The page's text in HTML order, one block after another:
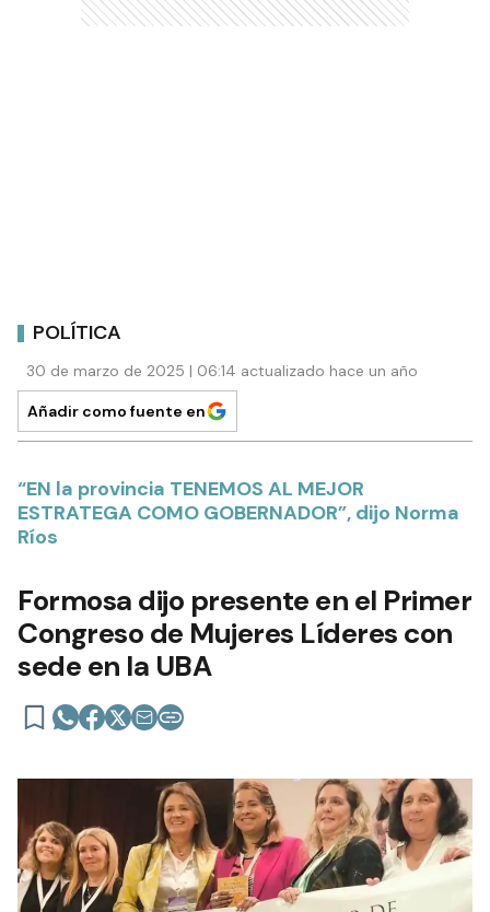
POLÍTICA
30 de marzo de 2025 | 06:14 actualizado hace un año
Añadir como fuente en
“EN la provincia TENEMOS AL MEJOR
ESTRATEGA COMO GOBERNADOR”, dijo Norma
Ríos
Formosa dijo presente en el Primer
Congreso de Mujeres Líderes con
sede en la UBA